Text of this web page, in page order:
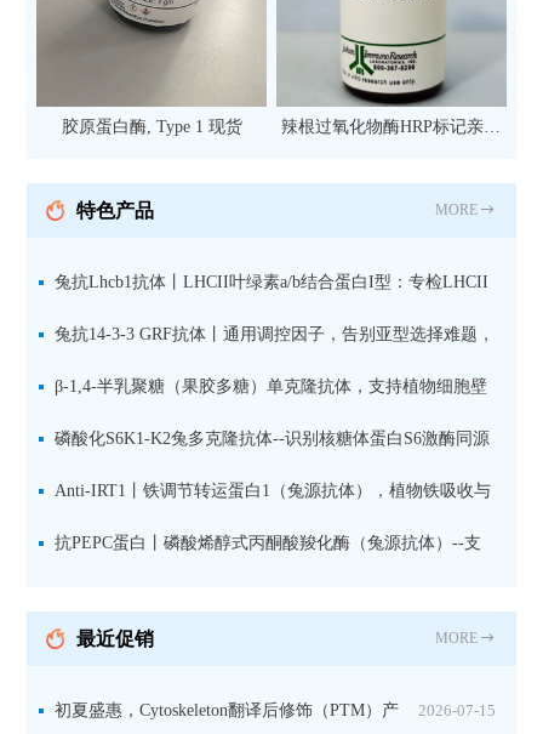
胶原蛋白酶, Type 1 现货
辣根过氧化物酶HRP标记亲和
抗 现货
特色产品 MORE
兔抗Lhcb1抗体丨LHCII叶绿素a/b结合蛋白I型：专检LHCII
中含量丰富的捕光蛋白
兔抗14-3-3 GRF抗体丨通用调控因子，告别亚型选择难题，
全面捕获植物信号转导枢纽蛋白
β-1,4-半乳聚糖（果胶多糖）单克隆抗体，支持植物细胞壁
果胶多糖精细结构解析
磷酸化S6K1-K2兔多克隆抗体--识别核糖体蛋白S6激酶同源
蛋白1-2的激活状态
Anti-IRT1丨铁调节转运蛋白1（兔源抗体），植物铁吸收与
微量元素代谢研究的关键工具
抗PEPC蛋白丨磷酸烯醇式丙酮酸羧化酶（兔源抗体）--支
最近促销 MORE
2026-07-15
初夏盛惠，Cytoskeleton翻译后修饰（PTM）产